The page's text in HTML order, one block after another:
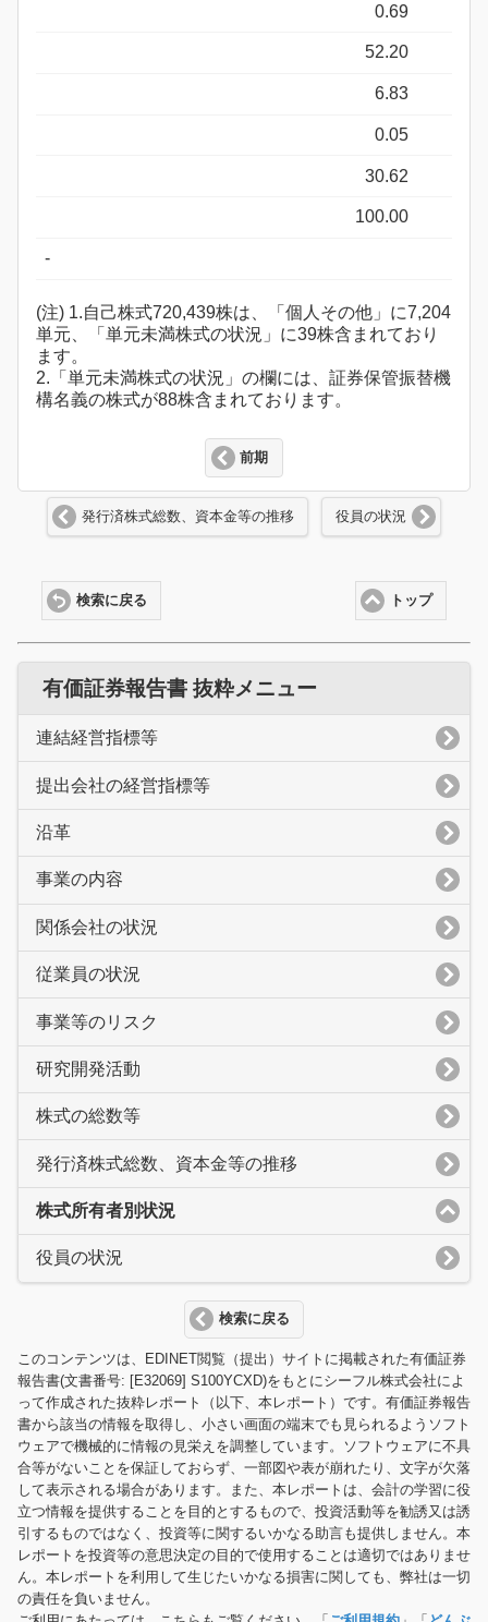
0.69
52.20
6.83
0.05
30.62
100.00
-
(注) 1.自己株式720,439株は、「個人その他」に7,204
単元、「単元未満株式の状況」に39株含まれており
ます。
2.「単元未満株式の状況」の欄には、証券保管振替機
構名義の株式が88株含まれております。
前期
発行済株式総数、資本金等の推移 役員の状況
トップ
検索に戻る
有価証券報告書 抜粋メニュー
連結経営指標等
提出会社の経営指標等
沿革
事業の内容
関係会社の状況
従業員の状況
事業等のリスク
研究開発活動
株式の総数等
発行済株式総数、資本金等の推移
株式所有者別状況
役員の状況
検索に戻る
このコンテンツは、EDINET閲覧（提出）サイトに掲載された有価証券
報告書(文書番号: [E32069] S100YCXD)をもとにシーフル株式会社によ
って作成された抜粋レポート（以下、本レポート）です。有価証券報告
書から該当の情報を取得し、小さい画面の端末でも見られるようソフト
ウェアで機械的に情報の見栄えを調整しています。ソフトウェアに不具
合等がないことを保証しておらず、一部図や表が崩れたり、文字が欠落
して表示される場合があります。また、本レポートは、会計の学習に役
立つ情報を提供することを目的とするもので、投資活動等を勧誘又は誘
引するものではなく、投資等に関するいかなる助言も提供しません。本
レポートを投資等の意思決定の目的で使用することは適切ではありませ
ん。本レポートを利用して生じたいかなる損害に関しても、弊社は一切
の責任を負いません。